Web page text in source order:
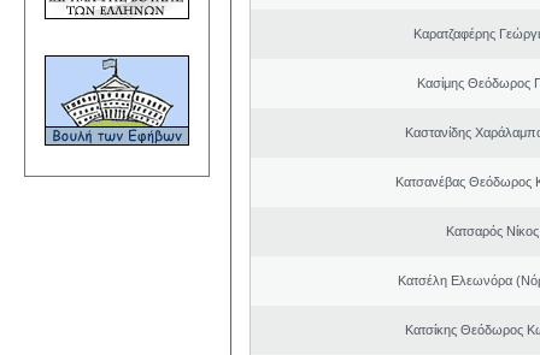
Καρατζαφέρης
Κασίμης Θεόδωρος
Καστανίδης
Κατσανέβας Θεόδωρος
Κατσαρός
Κατσέλη Ελεωνόρα
Κατσίκης Θεόδωρος